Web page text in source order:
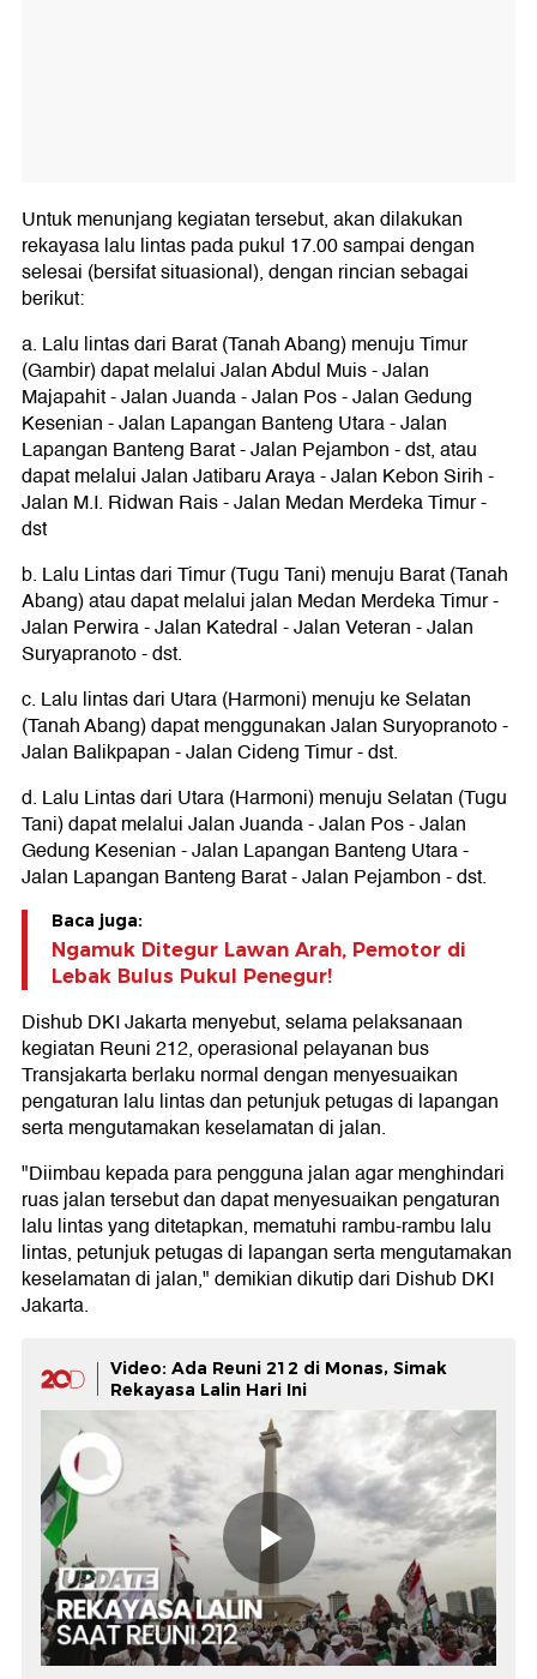
Untuk menunjang kegiatan tersebut, akan dilakukan
rekayasa lalu lintas pada pukul 17.00 sampai dengan
selesai (bersifat situasional), dengan rincian sebagai
berikut:
a. Lalu lintas dari Barat (Tanah Abang) menuju Timur
(Gambir) dapat melalui Jalan Abdul Muis - Jalan
Majapahit - Jalan Juanda - Jalan Pos - Jalan Gedung
Kesenian - Jalan Lapangan Banteng Utara - Jalan
Lapangan Banteng Barat - Jalan Pejambon - dst, atau
dapat melalui Jalan Jatibaru Araya - Jalan Kebon Sirih -
Jalan M.I. Ridwan Rais - Jalan Medan Merdeka Timur -
dst
b. Lalu Lintas dari Timur (Tugu Tani) menuju Barat (Tanah
Abang) atau dapat melalui jalan Medan Merdeka Timur -
Jalan Perwira - Jalan Katedral - Jalan Veteran - Jalan
Suryapranoto - dst.
c. Lalu lintas dari Utara (Harmoni) menuju ke Selatan
(Tanah Abang) dapat menggunakan Jalan Suryopranoto -
Jalan Balikpapan - Jalan Cideng Timur - dst.
d. Lalu Lintas dari Utara (Harmoni) menuju Selatan (Tugu
Tani) dapat melalui Jalan Juanda - Jalan Pos - Jalan
Gedung Kesenian - Jalan Lapangan Banteng Utara -
Jalan Lapangan Banteng Barat - Jalan Pejambon - dst.
Baca juga:
Ngamuk Ditegur Lawan Arah, Pemotor di
Lebak Bulus Pukul Penegur!
Dishub DKI Jakarta menyebut, selama pelaksanaan
kegiatan Reuni 212, operasional pelayanan bus
Transjakarta berlaku normal dengan menyesuaikan
pengaturan lalu lintas dan petunjuk petugas di lapangan
serta mengutamakan keselamatan di jalan.
"Diimbau kepada para pengguna jalan agar menghindari
ruas jalan tersebut dan dapat menyesuaikan pengaturan
lalu lintas yang ditetapkan, mematuhi rambu-rambu lalu
lintas, petunjuk petugas di lapangan serta mengutamakan
keselamatan di jalan," demikian dikutip dari Dishub DKI
Jakarta.
Video: Ada Reuni 212 di Monas, Simak
Rekayasa Lalin Hari Ini